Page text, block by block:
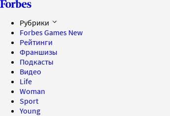
Рубрики
Forbes Games New
Рейтинги
Франшизы
Подкасты
Видео
Life
Woman
Sport
Young